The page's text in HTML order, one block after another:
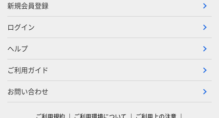
新規会員登録
ログイン
ヘルプ
ご利用ガイド
お問い合わせ
ご利用規約 ご利用環境について ご利用上の注意